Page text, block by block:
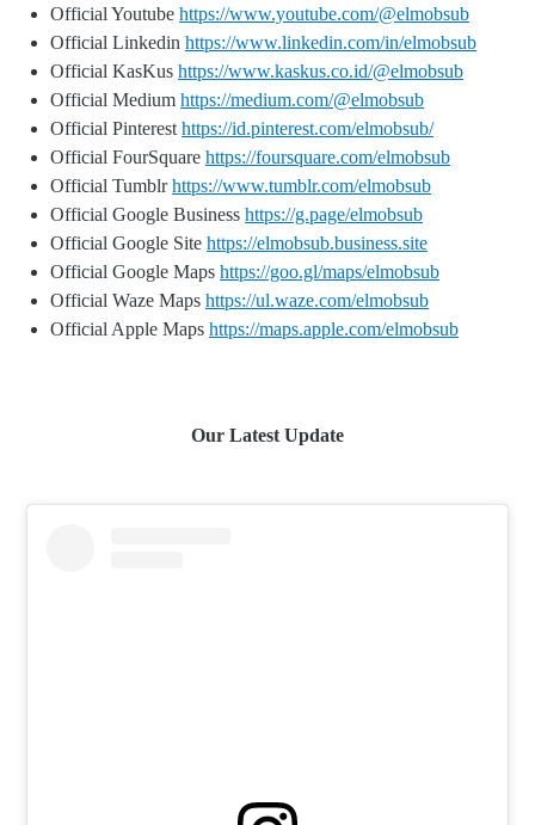
Official Youtube https://www.youtube.com/@elmobsub
Official Linkedin https://www.linkedin.com/in/elmobsub
Official KasKus https://www.kaskus.co.id/@elmobsub
Official Medium https://medium.com/@elmobsub
Official Pinterest https://id.pinterest.com/elmobsub/
Official FourSquare https://foursquare.com/elmobsub
Official Tumblrhttps://www.tumblr.com/elmobsub
Official Google Business https://g.page/elmobsub
Official Google Site https://elmobsub.business.site
Official Google Maps https://goo.gl/maps/elmobsub
Official Waze Maps https://ul.waze.com/elmobsub
Official Apple Maps https://maps.apple.com/elmobsub
Our Latest Update